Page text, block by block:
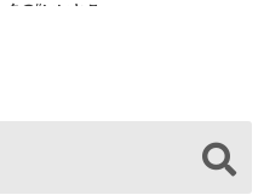
クの“いいとこ